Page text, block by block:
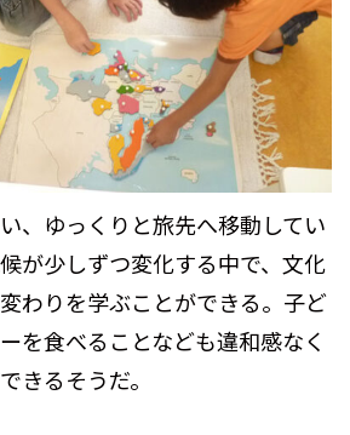
、ゆっくりと旅先へ移動してい
が少しずつ変化する中で、文化
わりを学ぶことができる。子ど
を食べることなども違和感なく
きるそうだ。